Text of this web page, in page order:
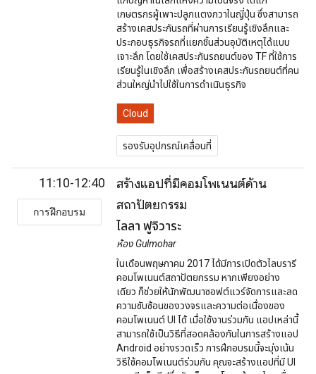
เกษตรกรผู้เพาะปลูกแตงกวาในญี่ปุ่น ซึ่งสามารถ
สร้างเคสประกันรถที่ผ่านการเรียนรู้เชิงลึกและ
ประกอบธุรกิจรถที่แยกชิ้นส่วนอุบัติเหตุได้แบบ
เจาะลึก โดยใช้เคสประกันรถยนต์ของ TF ที่ใช้การ
เรียนรู้ในเชิงลึก เพื่อสร้างเคสประกันรถยนต์ที่คน
ส่วนใหญ่นำไปใช้ในการดำเนินธุรกิจ
Cloud
รองรับอุปกรณ์เคลื่อนที่
11:10-12:40
การฝึกอบรม
สร้างแอปที่มีคอมโพเนนต์ด้าน
สถาปัตยกรรม
ไลลา ฟูจิวาระ
ห้อง Gulmohar
ในเดือนพฤษภาคม 2017 ได้มีการเปิดตัวไลบรารี
คอมโพเนนต์สถาปัตยกรรม หากเพียงอย่าง
เดียว ก็ช่วยให้นักพัฒนาซอฟต์แวร์จัดการและลด
ความซับซ้อนของวงจรและความต่อเนื่องของ
คอมโพเนนต์ UI ได้ เมื่อใช้งานร่วมกัน แอปเหล่านี้
สามารถใช้เป็นวิธีที่สอดคล้องกันในการสร้างแอป
Android อย่างรวดเร็ว การฝึกอบรมนี้จะมุ่งเน้น
วิธีใช้คอมโพเนนต์ร่วมกัน คุณจะสร้างแอปที่มี UI